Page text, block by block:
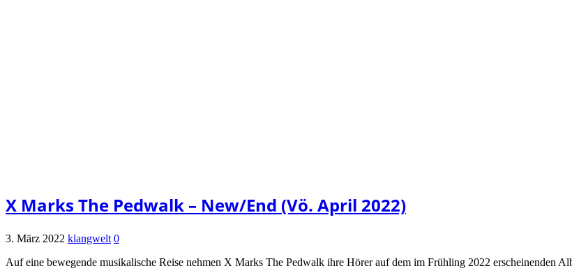
X Marks The Pedwalk – New/End (Vö. April 2022)
3. März 2022 klangwelt 0
Auf eine bewegende musikalische Reise nehmen X Marks The Pedwalk ihre Hörer auf dem im Frühling 2022 erscheinenden